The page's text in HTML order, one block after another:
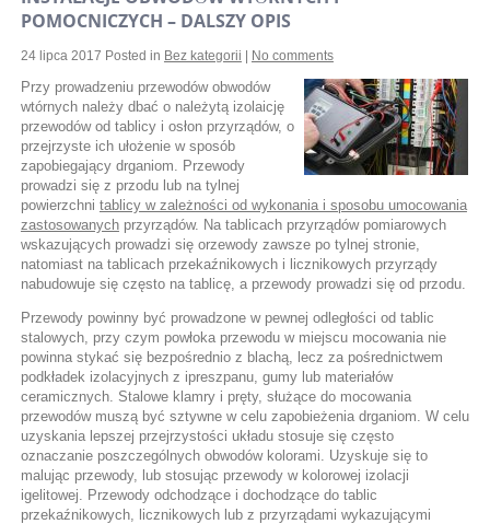
POMOCNICZYCH – DALSZY OPIS
24 lipca 2017 Posted in Bez kategorii No comments
Przy prowadzeniu przewodów obwodów
wtórnych należy dbać o należytą izolaicję
przewodów od tablicy i osłon przyrządów, o
przejrzyste ich ułożenie w sposób
zapobiegający drganiom. Przewody
prowadzi się z przodu lub na tylnej
powierzchni tablicy w zależności od wykonania i sposobu umocowania
zastosowanychprzyrządów. Na tablicach przyrządów pomiarowych
wskazujących prowadzi się orzewody zawsze po tylnej stronie,
natomiast na tablicach przekaźnikowych i licznikowych przyrządy
nabudowuje się często na tablicę, a przewody prowadzi się od przodu.
Przewody powinny być prowadzone w pewnej odległości od tablic
stalowych, przy czym powłoka przewodu w miejscu mocowania nie
powinna stykać się bezpośrednio z blachą, lecz za pośrednictwem
podkładek izolacyjnych z ipreszpanu, gumy lub materiałów
ceramicznych. Stalowe klamry i pręty, służące do mocowania
przewodów muszą być sztywne w celu zapobieżenia drganiom. W celu
uzyskania lepszej przejrzystości układu stosuje się często
oznaczanie poszczególnych obwodów kolorami. Uzyskuje się to
malując przewody, lub stosując przewody w kolorowej izolacji
igelitowej. Przewody odchodzące i dochodzące do tablic
przekaźnikowych, licznikowych lub z przyrządami wykazującymi